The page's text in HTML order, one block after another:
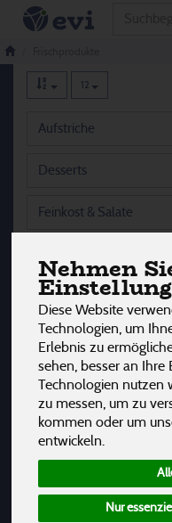
Nehmen
Diese Website
Technologien, um
Erlebnis zu
sehen, besser an Ihre
Technologien nutzen
zu messen, um zu
kommen oder um
entwickeln.
Nur
12
Aufstriche
Desserts
Feinkost & Salate
Joghurt
Käse
Milch &
Nudeln & Fertiggerichte
Produkte auf